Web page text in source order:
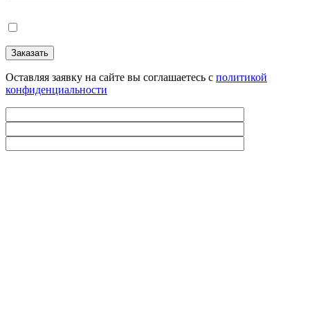
Оставляя заявку на сайте вы соглашаетесь с политикой
конфиденциальности